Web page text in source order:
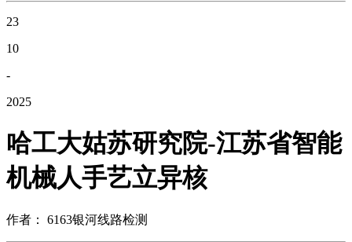
23
10
-
2025
哈工大姑苏研究院-江苏省智能
机械人手艺立异核
作者： 6163银河线路检测